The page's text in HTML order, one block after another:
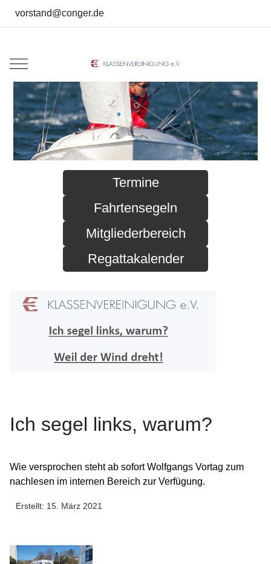
vorstand@conger.de
Mobile Menu Toggle
Termine
Fahrtensegeln
Mitgliederbereich
Regattakalender
Ich segel links, warum?
Wie versprochen steht ab sofort Wolfgangs Vortag zum
nachlesen im internen Bereich zur Verfügung.
Erstellt: 15. März 2021